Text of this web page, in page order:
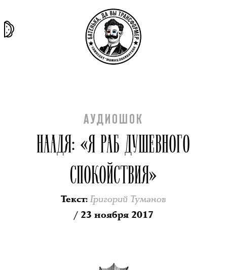
АУДИОШОК
НААДЯ: «Я РАБ ДУШЕВНОГО
СПОКОЙСТВИЯ»
Текст: Григорий Туманов
/ 23 ноября 2017